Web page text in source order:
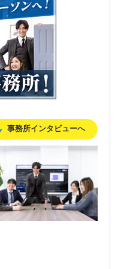
ています。
事務所インタビューへ